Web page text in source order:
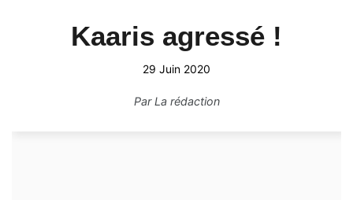
Kaaris agressé !
29 Juin 2020
ParLa rédaction